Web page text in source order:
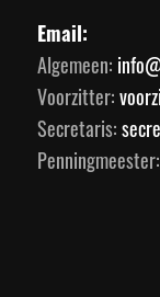
Email:
Algemeen:
Voorzitter:
Secretaris:
Penningmeester: